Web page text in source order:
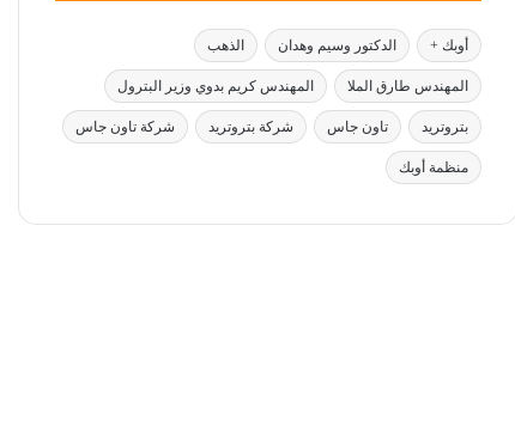
أوبك + الدكتور وسيم وهدان الذهب
المهندس طارق الملا المهندس كريم بدوي وزير البترول
بتروتريد تاون جاس شركة بتروتريد شركة تاون جاس
منظمة أوبك